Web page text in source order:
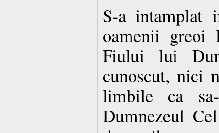
S-a intamplat
oamenii
Fiului lui
cunoscut, nici
limbile ca
Dumnezeul